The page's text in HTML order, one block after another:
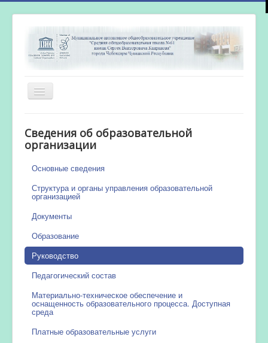
Включить/
выключить
Новости
Сведения об образовательной
организации
Основные сведения
Структура и органы управления образовательной
организацией
Документы
Образование
Руководство
Педагогический состав
Материально-техническое обеспечение и
оснащенность образовательного процесса. Доступная
среда
Платные образовательные услуги